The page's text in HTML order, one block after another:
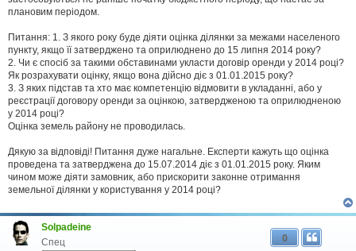
плановим періодом.
Питання: 1. З якого року буде діяти оцінка ділянки за межами населеного
пункту, якщо її затверджено та оприлюднено до 15 липня 2014 року?
2. Чи є спосіб за такими обставинами укласти договір оренди у 2014 році?
Як розрахувати оцінку, якщо вона дійсно діє з 01.01.2015 року?
3. З яких підстав та хто має компетенцію відмовити в укладанні, або у
реєстрації договору оренди за оцінкою, затвердженою та оприлюдненою
у 2014 році?
Оцінка земель району не проводилась.
Дякую за відповіді! Питання дуже нагальне. Експерти кажуть що оцінка
проведена та затверджена до 15.07.2014 діє з 01.01.2015 року. Яким
чином може діяти замовник, або прискорити законне отримання
земельної ділянки у користування у 2014 році?
Solpadeine
Спец
0